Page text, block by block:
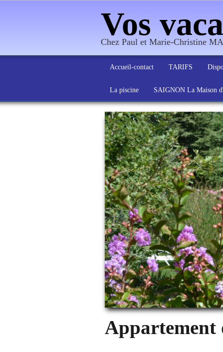
Vos
Chez Paul et Marie-Christine
Accueil-contact TARIFS
La piscine SAIGNON La Maison
Appartement